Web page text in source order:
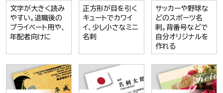
文字が大きく読み
やすい。退職後の
プライベート用や、
年配者向けに
正方形が目を引く
キュートでカワイ
イ、少し小さなミニ
名刺
サッカーや野球な
どのスポーツ名
刺。背番号などで
自分オリジナルを
作れる